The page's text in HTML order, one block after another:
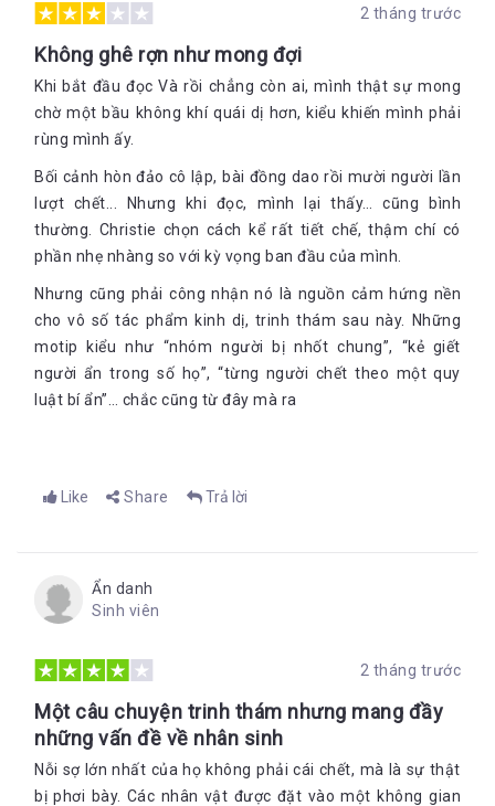
2 tháng trước
Không ghê rợn như mong đợi
Khi bắt đầu đọc Và rồi chẳng còn ai, mình thật sự mong
chờ một bầu không khí quái dị hơn, kiểu khiến mình phải
rùng mình ấy.
Bối cảnh hòn đảo cô lập, bài đồng dao rồi mười người lần
lượt chết... Nhưng khi đọc, mình lại thấy… cũng bình
thường. Christie chọn cách kể rất tiết chế, thậm chí có
phần nhẹ nhàng so với kỳ vọng ban đầu của mình.
Nhưng cũng phải công nhận nó là nguồn cảm hứng nền
cho vô số tác phẩm kinh dị, trinh thám sau này. Những
motip kiểu như “nhóm người bị nhốt chung”, “kẻ giết
người ẩn trong số họ”, “từng người chết theo một quy
luật bí ẩn”… chắc cũng từ đây mà ra
Like Share Trả lời
Ẩn danh
Sinh viên
2 tháng trước
Một câu chuyện trinh thám nhưng mang đầy
những vấn đề về nhân sinh
Nỗi sợ lớn nhất của họ không phải cái chết, mà là sự thật
bị phơi bày. Các nhân vật được đặt vào một không gian